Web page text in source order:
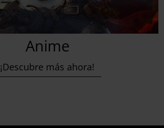
Anime
¡Descubre más ahora!